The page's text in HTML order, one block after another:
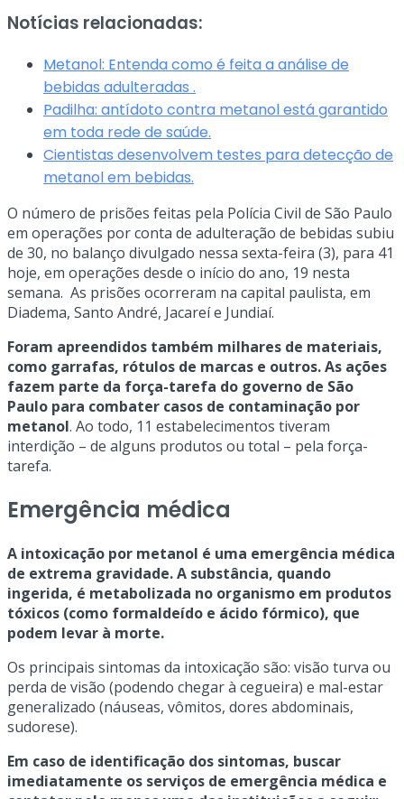
Notícias relacionadas:
Metanol: Entenda como é feita a análise de
bebidas adulteradas .
Padilha: antídoto contra metanol está garantido
em toda rede de saúde.
Cientistas desenvolvem testes para detecção de
metanol em bebidas.
O número de prisões feitas pela Polícia Civil de São Paulo
em operações por conta de adulteração de bebidas subiu
de 30, no balanço divulgado nessa sexta-feira (3), para 41
hoje, em operações desde o início do ano, 19 nesta
semana. As prisões ocorreram na capital paulista, em
Diadema, Santo André, Jacareí e Jundiaí.
Foram apreendidos também milhares de materiais,
como garrafas, rótulos de marcas e outros. As ações
fazem parte da força-tarefa do governo de São
Paulo para combater casos de contaminação por
metanol. Ao todo, 11 estabelecimentos tiveram
interdição – de alguns produtos ou total – pela força-
tarefa.
Emergência médica
A intoxicação por metanol é uma emergência médica
de extrema gravidade. A substância, quando
ingerida, é metabolizada no organismo em produtos
tóxicos (como formaldeído e ácido fórmico), que
podem levar à morte.
Os principais sintomas da intoxicação são: visão turva ou
perda de visão (podendo chegar à cegueira) e mal-estar
generalizado (náuseas, vômitos, dores abdominais,
sudorese).
Em caso de identificação dos sintomas, buscar
imediatamente os serviços de emergência médica e